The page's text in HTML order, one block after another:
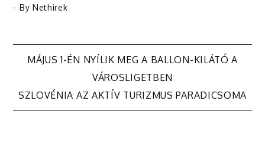
- By Nethirek
Bejegyzés
navigáció
MÁJUS 1-ÉN NYÍLIK MEG A BALLON-KILÁTÓ A
VÁROSLIGETBEN
SZLOVÉNIA AZ AKTÍV TURIZMUS PARADICSOMA